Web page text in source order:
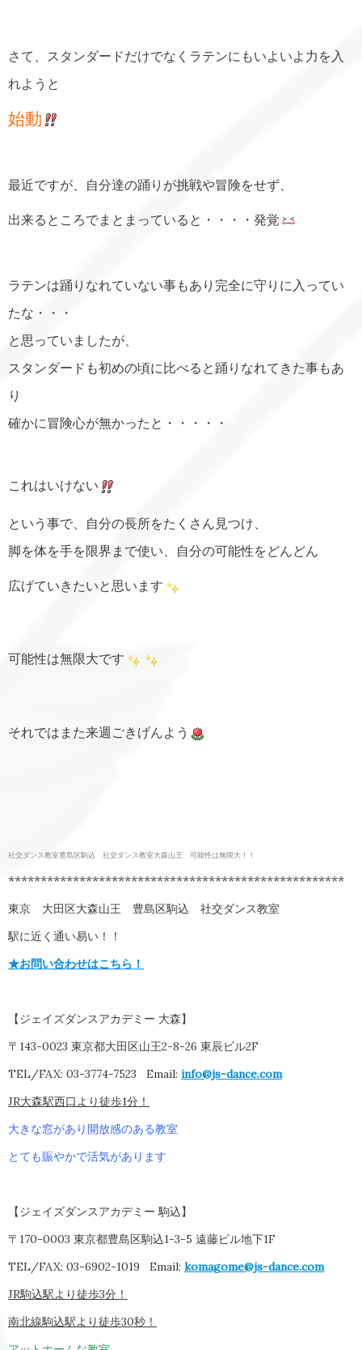
さて、スタンダードだけでなくラテンにもいよいよ力を入
れようと
始動
最近ですが、自分達の踊りが挑戦や冒険をせず、
出来るところでまとまっていると・・・・発覚
ラテンは踊りなれていない事もあり完全に守りに入ってい
たな・・・
と思っていましたが、
スタンダードも初めの頃に比べると踊りなれてきた事もあ
り
確かに冒険心が無かったと・・・・・
これはいけない
という事で、自分の長所をたくさん見つけ、
脚を体を手を限界まで使い、自分の可能性をどんどん
広げていきたいと思います
可能性は無限大です
それではまた来週ごきげんよう
社交ダンス教室豊島区駒込 社交ダンス教室大森山王 可能性は無限大！！
****************************************************
東京 大田区大森山王 豊島区駒込 社交ダンス教室
駅に近く通い易い！！
★お問い合わせはこちら！
【ジェイズダンスアカデミー 大森】
〒143-0023 東京都大田区山王2-8-26 東辰ビル2F
TEL/FAX: 03-3774-7523
Email: info@js-dance.com
JR大森駅西口より徒歩1分！
大きな窓があり開放感のある教室
とても賑やかで活気があります
【ジェイズダンスアカデミー 駒込】
〒170-0003 東京都豊島区駒込1-3-5 遠藤ビル地下1F
TEL/FAX: 03-6902-1019 Email: komagome@js-dance.com
JR駒込駅より徒歩3分！
南北線駒込駅より徒歩30秒！